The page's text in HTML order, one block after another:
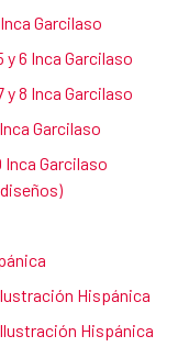
Garcilaso
y 6 Inca Garcilaso
y 8 Inca Garcilaso
Garcilaso
Inca Garcilaso
Hispánica
Hispánica